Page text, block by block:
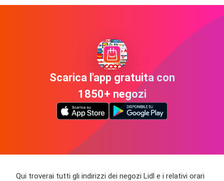
Scarica l'app gratuita con
1850+ negozi
Qui troverai tutti gli indirizzi dei negozi Lidl e i relativi orari